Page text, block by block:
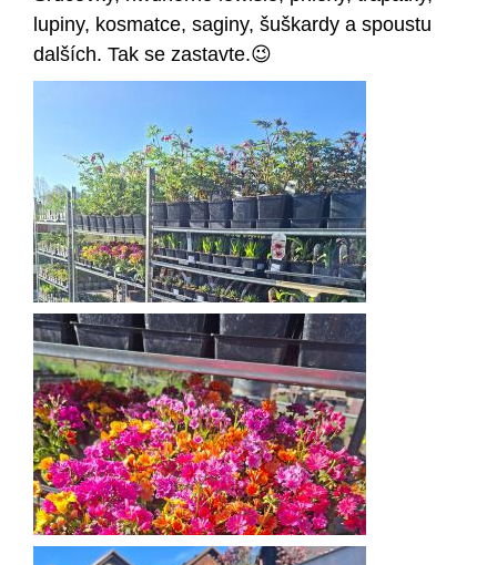
lupiny, kosmatce, saginy, šuškardy a spoustu
dalších. Tak se zastavte.😉